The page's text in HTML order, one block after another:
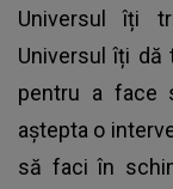
Universul îți
Universul îți dă
pentru a face
aștepta o
să faci în